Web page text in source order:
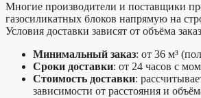
Многие производители и поставщики
газосиликатных блоков напрямую на
Условия доставки зависят от объёма
Минимальный заказ: от 36 м³
Сроки доставки: от 24 часов с
Стоимость доставки:
зависимости от расстояния и